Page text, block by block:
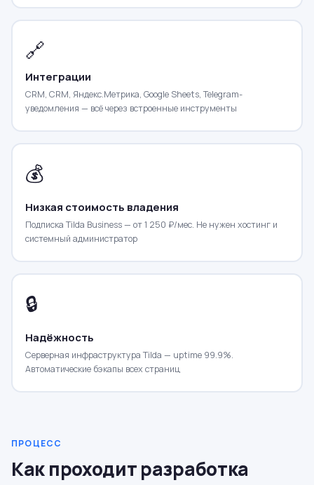
🔗
Интеграции
CRM, CRM, Яндекс.Метрика, Google Sheets, Telegram-
уведомления — всё через встроенные инструменты
💰
Низкая стоимость владения
Подписка Tilda Business — от 1 250 ₽/мес. Не нужен хостинг и
системный администратор
🔒
Надёжность
Серверная инфраструктура Tilda — uptime 99.9%.
Автоматические бэкапы всех страниц
ПРОЦЕСС
Как проходит разработка